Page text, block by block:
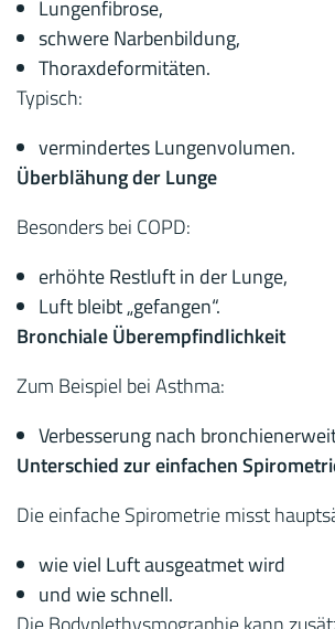
Lungenfibrose,
schwere Narbenbildung,
Thoraxdeformitäten.
Typisch:
vermindertes Lungenvolumen.
Überblähung der Lunge
Besonders bei COPD:
erhöhte Restluft in der Lunge,
Luft bleibt „gefangen“.
Bronchiale Überempfindlichkeit
Zum Beispiel bei Asthma:
Verbesserung nach
Unterschied zur einfachen
Die einfache Spirometrie misst
wie viel Luft ausgeatmet wird
und wie schnell.